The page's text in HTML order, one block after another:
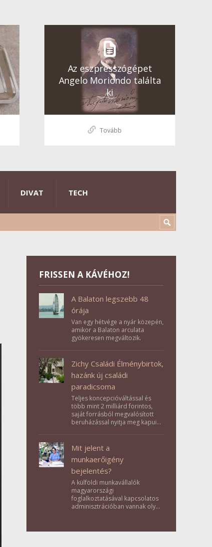
Az eszpresszógépet
Angelo Moriondo találta
ki
Tovább
DIVAT TECH
FRISSEN A KÁVÉHOZ!
A Balaton legszebb 48
órája
Van egy hétvége a nyár közepén,
amikor a Balaton arculata
gyökeresen megváltozik.
Zichy Családi Élménybirtok,
hazánk új családi
paradicsoma
Teljes koncepcióváltással és
több mint 2 milliárd forintos,
saját forrásból megvalósított
beruházással nyitja meg kapuit a
Élménybirtok a mai napon.
Mit jelent a
munkaerőigény
bejelentés?
A külföldi munkavállalók
magyarországi
foglalkoztatásával kapcsolatos
adminisztrációban vannak olyan
valójában azonban